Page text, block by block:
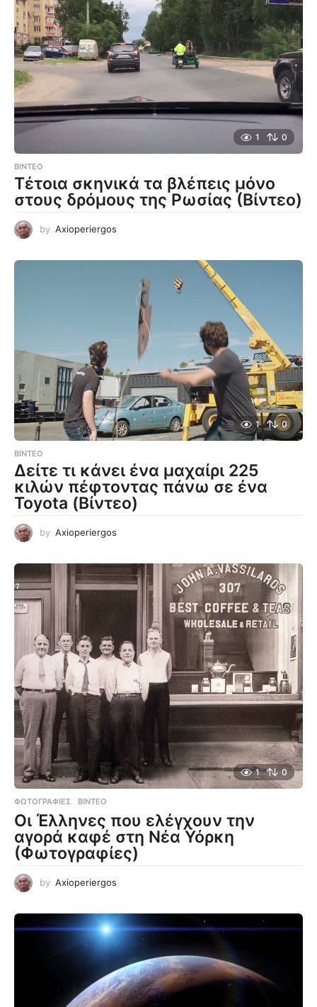
1 0
ΒΊΝΤΕΟ
Τέτοια σκηνικά τα βλέπεις μόνο
στους δρόμους της Ρωσίας (Βίντεο)
by Axioperiergos
1 0
ΒΊΝΤΕΟ
Δείτε τι κάνει ένα μαχαίρι 225
κιλών πέφτοντας πάνω σε ένα
Toyota (Βίντεο)
by Axioperiergos
1 0
ΦΩΤΟΓΡΑΦΊΕΣ ,ΒΊΝΤΕΟ
Οι Έλληνες που ελέγχουν την
αγορά καφέ στη Νέα Υόρκη
(Φωτογραφίες)
by Axioperiergos